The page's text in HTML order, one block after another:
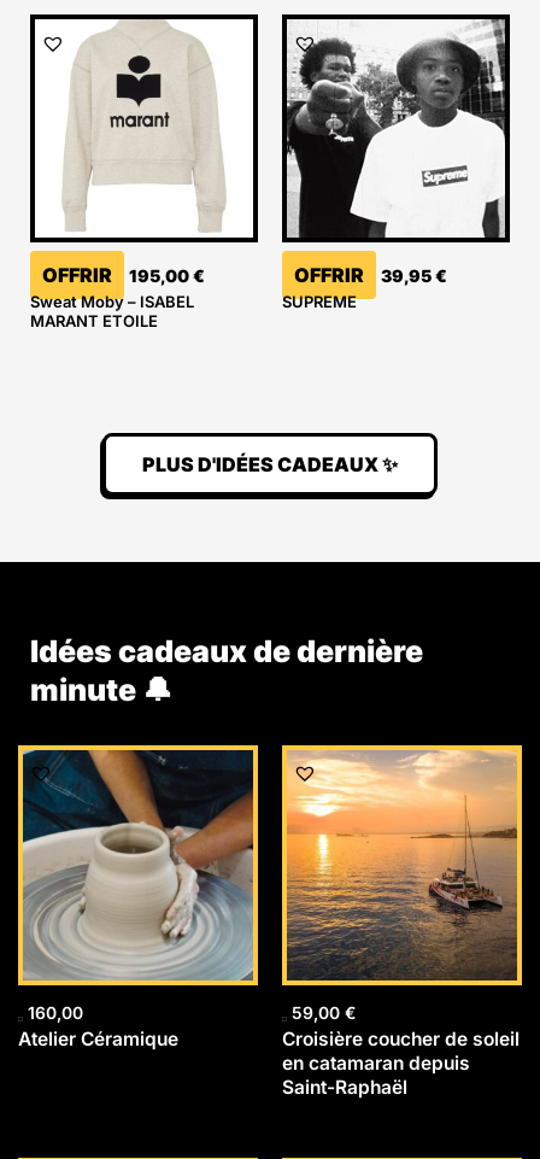
OFFRIR 195,00€
Sweat Moby – ISABEL
MARANT ETOILE
OFFRIR 39,95€
SUPREME
PLUS D'IDÉES CADEAUX ✨
Idées cadeaux de dernière
minute 🔔
160,00
Atelier Céramique
59,00 €
Croisière coucher de soleil
en catamaran depuis
Saint-Raphaël